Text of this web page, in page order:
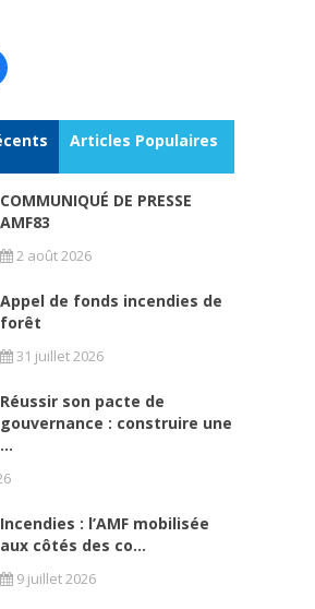
Articles Populaires
COMMUNIQUÉ DE PRESSE
AMF83
2 août 2026
Appel de fonds incendies de
forêt
31 juillet 2026
Réussir son pacte de
gouvernance : construire une
...
Incendies : l’AMF mobilisée
aux côtés des co...
9 juillet 2026